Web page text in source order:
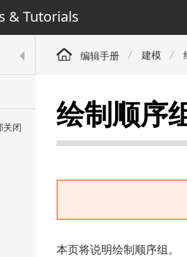
& Tutorials
关闭
编辑手册 建模
绘制顺序
本页将说明绘制顺序组。